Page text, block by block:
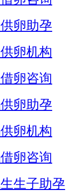
卵助孕
卵机构
卵咨询
卵助孕
卵机构
卵咨询
生子助孕